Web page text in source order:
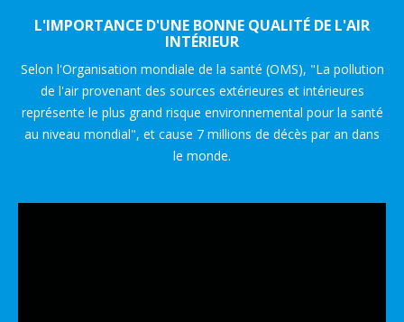
L'IMPORTANCE D'UNE BONNE QUALITÉ DE L'AIR
INTÉRIEUR
Selon l'Organisation mondiale de la santé (OMS), "La pollution
de l'air provenant des sources extérieures et intérieures
représente le plus grand risque environnemental pour la santé
au niveau mondial", et cause 7 millions de décès par an dans
le monde.